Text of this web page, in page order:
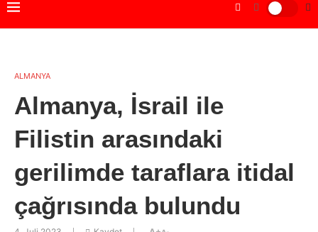
ALMANYA
Almanya, İsrail ile
Filistin arasındaki
gerilimde taraflara itidal
çağrısında bulundu